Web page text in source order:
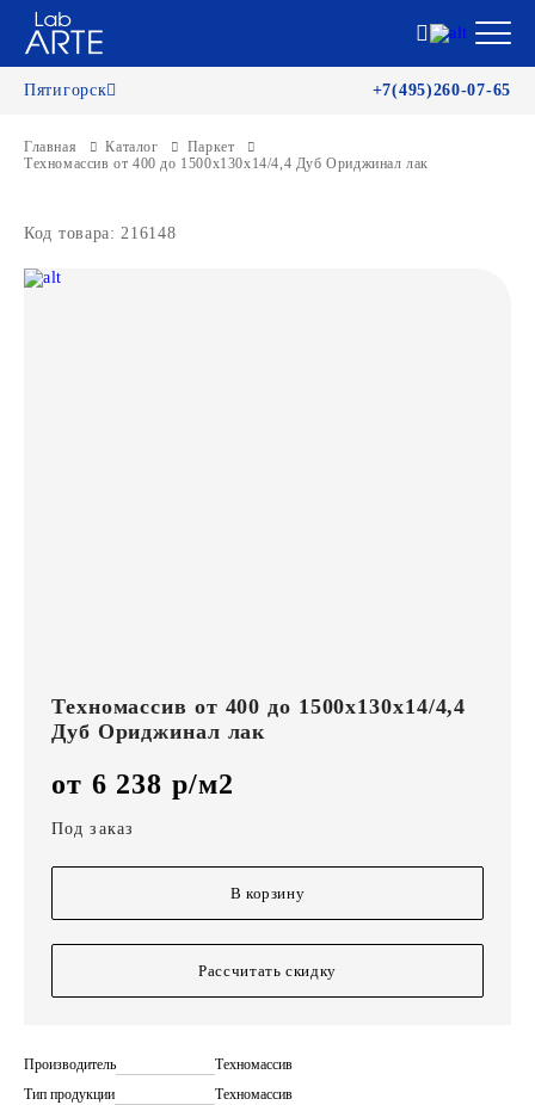
Пятигорск +7(495)260-07-65
Главная Каталог
Паркет
Техномассив от 400 до 1500х130х14/4,4 Дуб Ориджинал лак
Код товара: 216148
Техномассив от 400 до 1500х130х14/4,4
Дуб Ориджинал лак
от 6 238 р/м2
Под заказ
В корзину
Рассчитать скидку
Производитель
Техномассив
Тип продукции
Техномассив